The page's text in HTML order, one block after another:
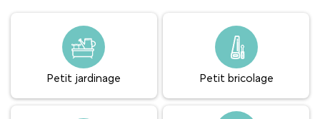
Petit jardinage Petit bricolage